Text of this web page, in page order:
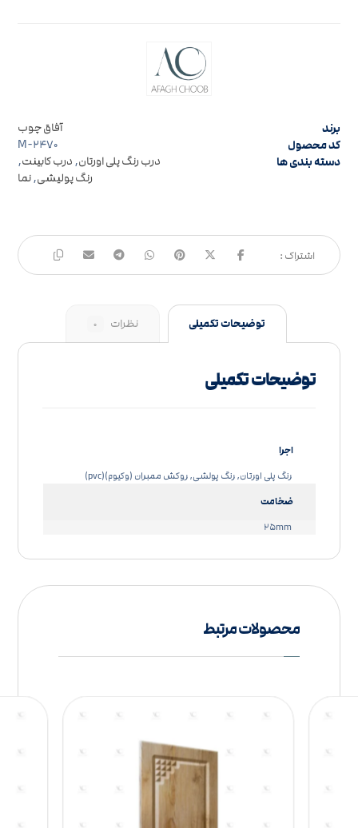
برند آفاق چوب
کد محصول M-۲۴۷۰
دسته بندی ها درب رنگ پلی اورتان, درب کابینت,
رنگ پولیشی,نما
توضیحات تکمیلی نظرات ۰
توضیحات تکمیلی
اجرا
رنگ پلی اورتان, رنگ پولشی, روکش ممبران (وکیوم)(pvc)
ضخامت
۲۵mm
محصولات مرتبط